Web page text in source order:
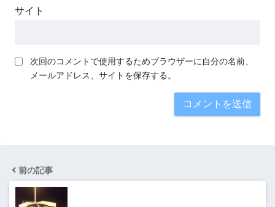
サイト
次回のコメントで使用するためブラウザーに自分の名前、
メールアドレス、サイトを保存する。
前の記事